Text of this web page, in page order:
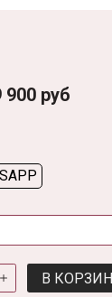
900 руб
В